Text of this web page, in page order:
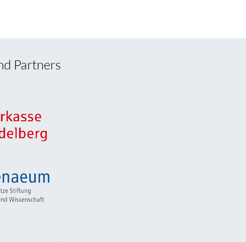
Partners